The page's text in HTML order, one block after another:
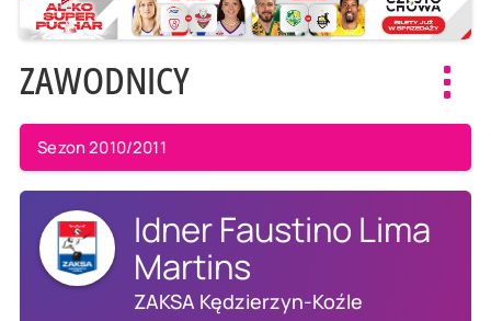
ZAWODNICY
Sezon 2010/2011
Idner Faustino Lima
Martins
ZAKSA Kędzierzyn-Koźle